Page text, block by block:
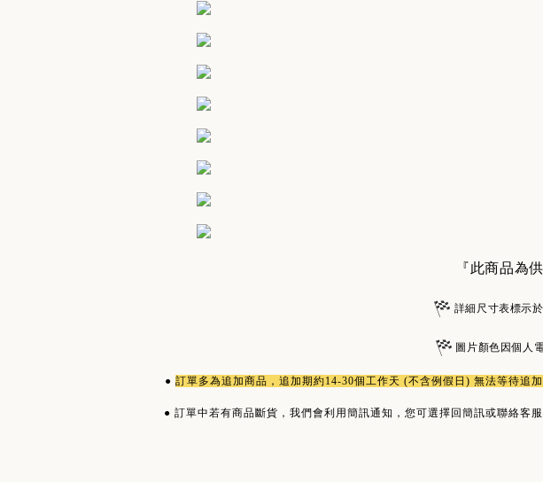
『此商品為
詳細尺寸表標示
圖片顏色因個人
● 訂單多為追加商品 ，追加期約14-30個工作天 (不含例假日) 無法等待追
● 訂單中若有商品斷貨，我們會利用簡訊通知，您可選擇回簡訊或聯絡客